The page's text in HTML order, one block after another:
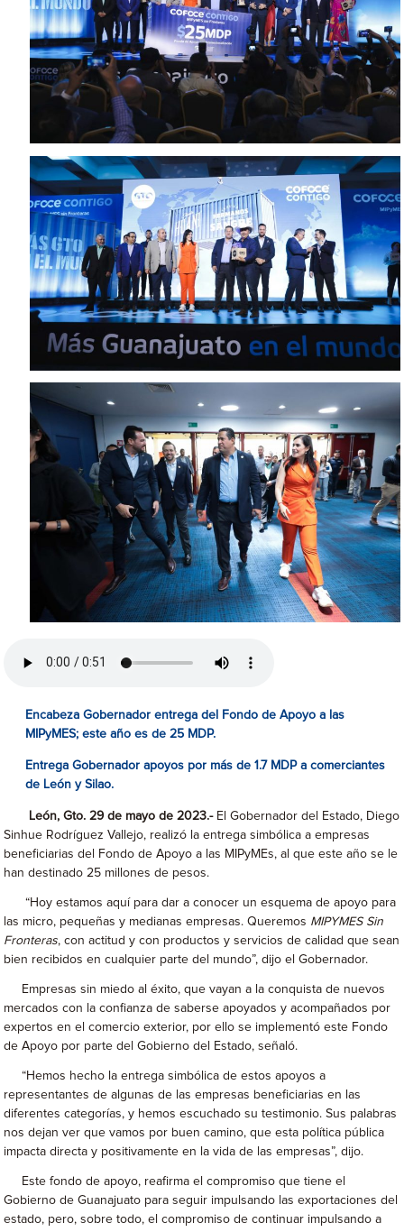
Encabeza Gobernador entrega del Fondo de Apoyo a las
MIPyMES; este año es de 25 MDP.
Entrega Gobernador apoyos por más de 1.7 MDP a comerciantes
de León y Silao.
León, Gto. 29 de mayo de 2023.-El Gobernador del Estado, Diego
Sinhue Rodríguez Vallejo, realizó la entrega simbólica a empresas
beneficiarias del Fondo de Apoyo a las MIPyMEs, al que este año se le
han destinado 25 millones de pesos.
“Hoy estamos aquí para dar a conocer un esquema de apoyo para
las micro, pequeñas y medianas empresas. Queremos MIPYMES Sin
Fronteras, con actitud y con productos y servicios de calidad que sean
bien recibidos en cualquier parte del mundo”, dijo el Gobernador.
Empresas sin miedo al éxito, que vayan a la conquista de nuevos
mercados con la confianza de saberse apoyados y acompañados por
expertos en el comercio exterior, por ello se implementó este Fondo
de Apoyo por parte del Gobierno del Estado, señaló.
“Hemos hecho la entrega simbólica de estos apoyos a
representantes de algunas de las empresas beneficiarias en las
diferentes categorías, y hemos escuchado su testimonio. Sus palabras
nos dejan ver que vamos por buen camino, que esta política pública
impacta directa y positivamente en la vida de las empresas”, dijo.
Este fondo de apoyo, reafirma el compromiso que tiene el
Gobierno de Guanajuato para seguir impulsando las exportaciones del
estado, pero, sobre todo, el compromiso de continuar impulsando a